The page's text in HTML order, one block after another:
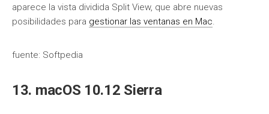
aparece la vista dividida Split View, que abre nuevas
posibilidades para gestionar las ventanas en Mac.
fuente: Softpedia
13. macOS 10.12 Sierra